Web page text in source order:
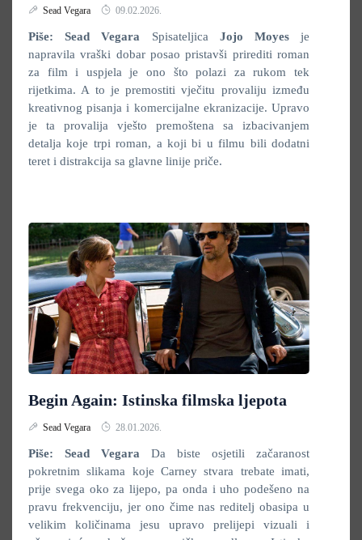
Sead Vegara 09.02.2026.
Piše: Sead Vegara Spisateljica Jojo Moyesje
napravila vraški dobar posao pristavši prirediti roman
za film i uspjela je ono što polazi za rukom tek
rijetkima. A to je premostiti vječitu provaliju između
kreativnog pisanja i komercijalne ekranizacije. Upravo
je ta provalija vješto premoštena sa izbacivanjem
detalja koje trpi roman, a koji bi u filmu bili dodatni
teret i distrakcija sa glavne linije priče.
Begin Again: Istinska filmska ljepota
Sead Vegara 28.01.2026.
Piše: Sead Vegara Da biste osjetili začaranost
pokretnim slikama koje Carney stvara trebate imati,
prije svega oko za lijepo, pa onda i uho podešeno na
pravu frekvenciju, jer ono čime nas reditelj obasipa u
velikim količinama jesu upravo prelijepi vizuali i